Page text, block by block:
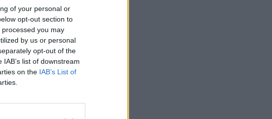
of your personal or
opt-out section to
you may
by us or personal
opt-out of the
list of downstream
on the IAB’s List of